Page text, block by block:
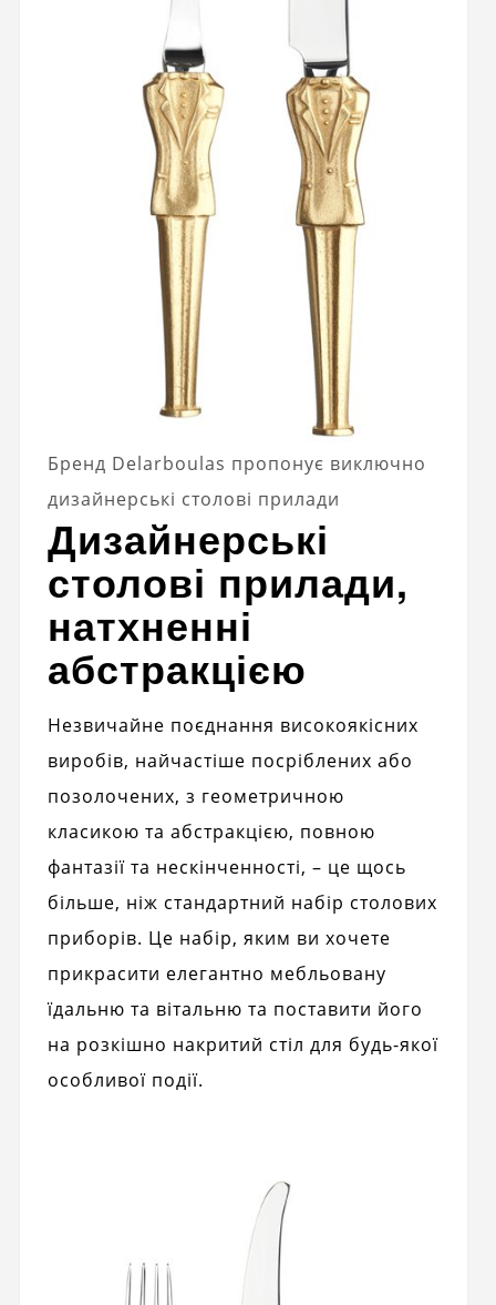
Бренд Delarboulas пропонує виключно
дизайнерські столові прилади
Дизайнерські
столові прилади,
натхненні
абстракцією
Незвичайне поєднання високоякісних
виробів, найчастіше посріблених або
позолочених, з геометричною
класикою та абстракцією, повною
фантазії та нескінченності, – це щось
більше, ніж стандартний набір столових
приборів. Це набір, яким ви хочете
прикрасити елегантно мебльовану
їдальню та вітальню та поставити його
на розкішно накритий стіл для будь-якої
особливої ​​події.